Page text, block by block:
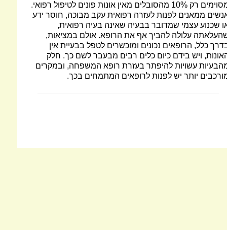
מסוימים רק 10% מהסובלים מאין אונות פונים לטיפול רפואי.
ממאנים לפנות לעזרה רפואית עקב מבוכה, חוסר ידע
שכנוע עצמי שמדובר בבעיה שאינה בעיה רפואית,
עלולה להביך אף את הרופא. אולם במציאות,
כלל, הרופאים נכונים ומוכשרים לטפל בבעיית אין
ויש בידם כיום כלים רבים מבעבר לשם כך. חלק
עשויות להיפתר בעזרת רופא המשפחה, ובמקרים
יותר יש לפנות לרופאים המתמחים בכך.